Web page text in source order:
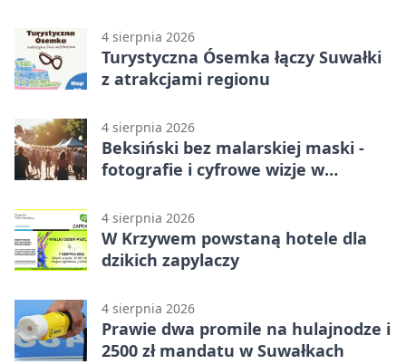
4 sierpnia 2026
Turystyczna Ósemka łączy Suwałki
z atrakcjami regionu
4 sierpnia 2026
Beksiński bez malarskiej maski -
fotografie i cyfrowe wizje w
4 sierpnia 2026
W Krzywem powstaną hotele dla
dzikich zapylaczy
4 sierpnia 2026
Prawie dwa promile na hulajnodze i
2500 zł mandatu w Suwałkach